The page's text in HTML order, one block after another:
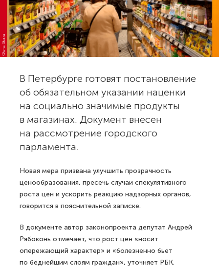
Фото: 5ka.ru
В Петербурге готовят постановление
об обязательном указании наценки
на социально значимые продукты
в магазинах. Документ внесен
на рассмотрение городского
парламента.
Новая мера призвана улучшить прозрачность
ценообразования, пресечь случаи спекулятивного
роста цен и ускорить реакцию надзорных органов,
говорится в пояснительной записке.
В документе автор законопроекта депутат Андрей
Рябоконь отмечает, что рост цен «носит
опережающий характер» и «болезненно бьет
по беднейшим слоям граждан», уточняет РБК.